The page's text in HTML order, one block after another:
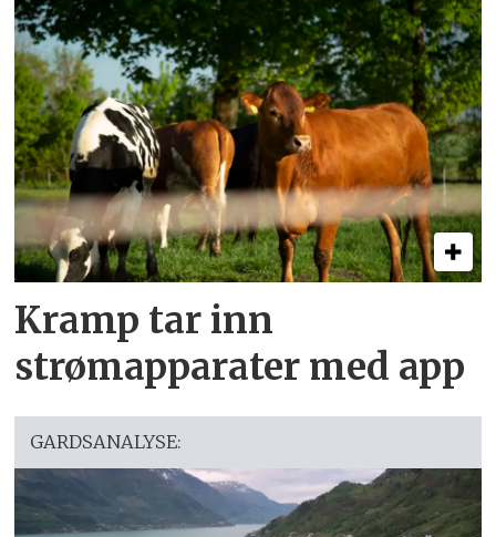
Kramp tar inn
strømapparater med app
GARDSANALYSE: